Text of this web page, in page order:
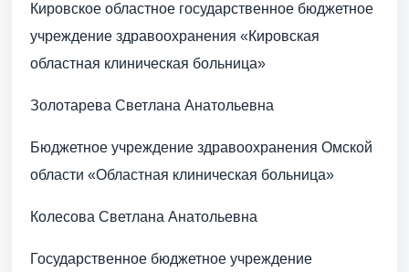
Кировское областное государственное бюджетное
учреждение здравоохранения «Кировская
областная клиническая больница»
Золотарева Светлана Анатольевна
Бюджетное учреждение здравоохранения Омской
области «Областная клиническая больница»
Колесова Светлана Анатольевна
Государственное бюджетное учреждение